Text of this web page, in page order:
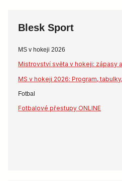
Blesk Sport
MS v hokeji 2026
Mistrovství světa v hokeji: zápasy
MS v hokeji 2026: Program,
Fotbal
Fotbalové přestupy ONLINE